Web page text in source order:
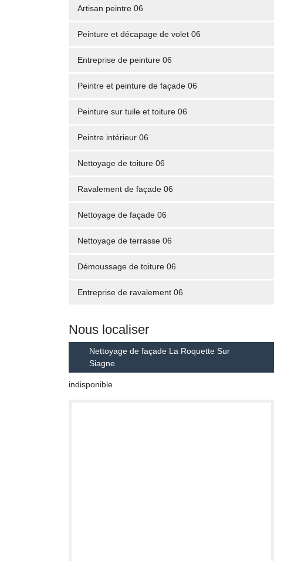
Artisan peintre 06
Peinture et décapage de volet 06
Entreprise de peinture 06
Peintre et peinture de façade 06
Peinture sur tuile et toiture 06
Peintre intérieur 06
Nettoyage de toiture 06
Ravalement de façade 06
Nettoyage de façade 06
Nettoyage de terrasse 06
Démoussage de toiture 06
Entreprise de ravalement 06
Nous localiser
Nettoyage de façade La Roquette Sur
Siagne
indisponible